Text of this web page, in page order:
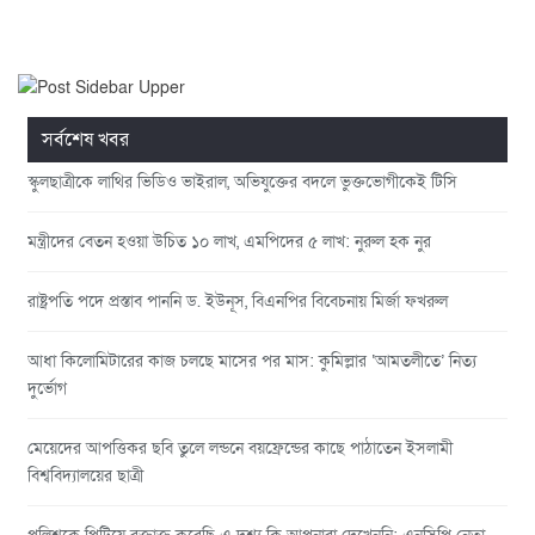
সর্বশেষ খবর
স্কুলছাত্রীকে লাথির ভিডিও ভাইরাল, অভিযুক্তের বদলে ভুক্তভোগীকেই টিসি
মন্ত্রীদের বেতন হওয়া উচিত ১০ লাখ, এমপিদের ৫ লাখ: নুরুল হক নুর
রাষ্ট্রপতি পদে প্রস্তাব পাননি ড. ইউনূস, বিএনপির বিবেচনায় মির্জা ফখরুল
আধা কিলোমিটারের কাজ চলছে মাসের পর মাস: কুমিল্লার ‘আমতলীতে’ নিত্য
দুর্ভোগ
মেয়েদের আপত্তিকর ছবি তুলে লন্ডনে বয়ফ্রেন্ডের কাছে পাঠাতেন ইসলামী
বিশ্ববিদ্যালয়ের ছাত্রী